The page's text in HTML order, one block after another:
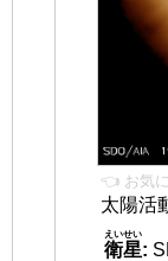
👈 お気
太陽活
衛星
えいせい
: